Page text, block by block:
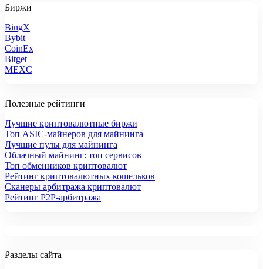
Биржи
BingX
Bybit
CoinEx
Bitget
MEXC
Полезные рейтинги
Лучшие криптовалютные биржи
Топ ASIC-майнеров для майнинга
Лучшие пулы для майнинга
Облачный майнинг: топ сервисов
Топ обменников криптовалют
Рейтинг криптовалютных кошельков
Сканеры арбитража криптовалют
Рейтинг P2P-арбитража
Разделы сайта